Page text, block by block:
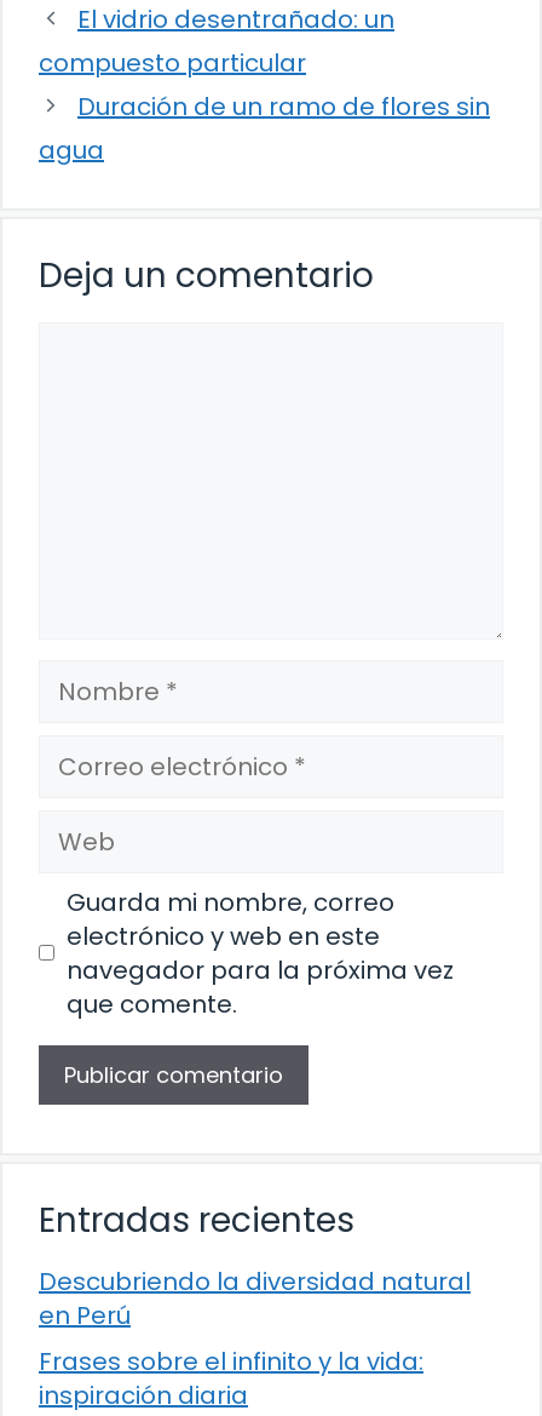
El vidrio desentrañado: un
compuesto particular
Duración de un ramo de flores sin
agua
Deja un comentario
Nombre
Correo
electrónico
Web
Guarda mi nombre, correo
electrónico y web en este
navegador para la próxima vez
que comente.
Entradas recientes
Descubriendo la diversidad natural
en Perú
Frases sobre el infinito y la vida:
inspiración diaria